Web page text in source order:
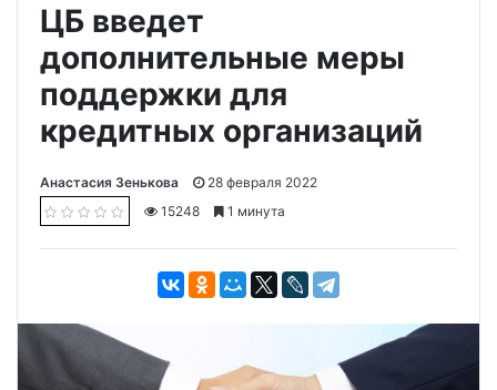
ЦБ введет
дополнительные меры
поддержки для
кредитных организаций
Анастасия Зенькова
28 февраля 2022
15248
1 минута